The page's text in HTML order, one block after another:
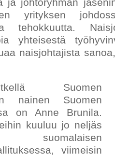
yrityksen
tehokkuutta.
yhteisestä
naisjohtajista
Suomen
nainen Suomen
on Anne Brunila.
kuuluu jo neljäs
suomalaisen
viimeisin